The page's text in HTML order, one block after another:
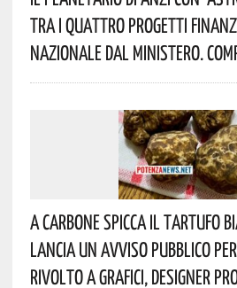
Tra I Quattro Progetti
Nazionale Dal Ministero.
A Carbone Spicca Il Tartufo
Lancia Un Avviso Pubblico
Rivolto A Grafici, Designer